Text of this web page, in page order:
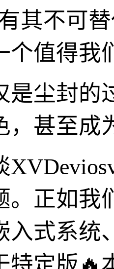
其不可
个值得我
是尘封的
，甚至成
。正如我
入式系统